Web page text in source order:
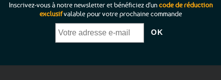
Inscrivez-vous à notre newsletter et bénéficiez d'uncode de réduction
exclusifvalable pour votre prochaine commande